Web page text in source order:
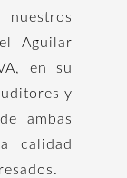
Aguilar
en su
y
ambas
calidad